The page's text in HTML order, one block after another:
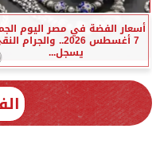
أسعار الفضة في مصر اليوم
7 أغسطس 2026.. والجرام
يسجل...